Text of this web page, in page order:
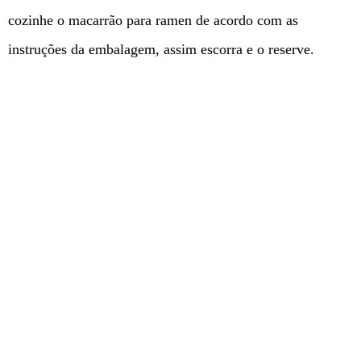
cozinhe o macarrão para ramen de acordo com as
instruções da embalagem, assim escorra e o reserve.